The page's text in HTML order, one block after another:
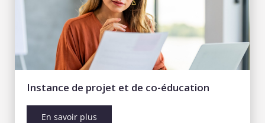
Instance de projet et de co-éducation
En savoir plus